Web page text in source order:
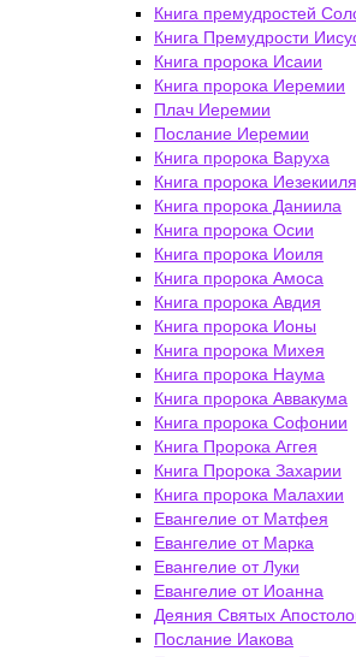
Книга премудростей
Книга Премудрости
Книга пророка Исаии
Книга пророка Иеремии
Плач Иеремии
Послание Иеремии
Книга пророка Варуха
Книга пророка Иезекииля
Книга пророка Даниила
Книга пророка Осии
Книга пророка Иоиля
Книга пророка Амоса
Книга пророка Авдия
Книга пророка Ионы
Книга пророка Михея
Книга пророка Наума
Книга пророка Аввакума
Книга пророка Софонии
Книга Пророка Аггея
Книга Пророка Захарии
Книга пророка Малахии
Евангелие от Матфея
Евангелие от Марка
Евангелие от Луки
Евангелие от Иоанна
Деяния Святых
Послание Иакова